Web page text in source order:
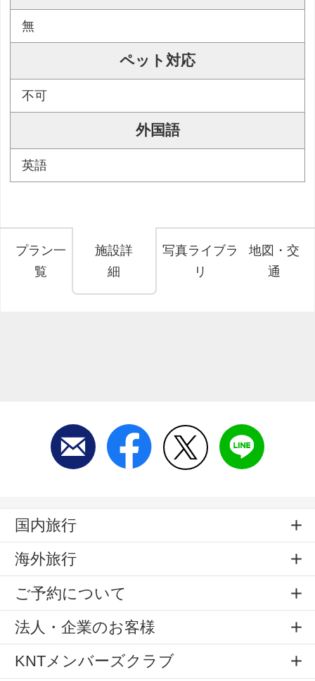
無
ペット対応
不可
外国語
英語
プラン一
覧
施設詳
細
写真ライブラ
リ
地図・交
通
国内旅行
海外旅行
ご予約について
法人・企業のお客様
KNTメンバーズクラブ